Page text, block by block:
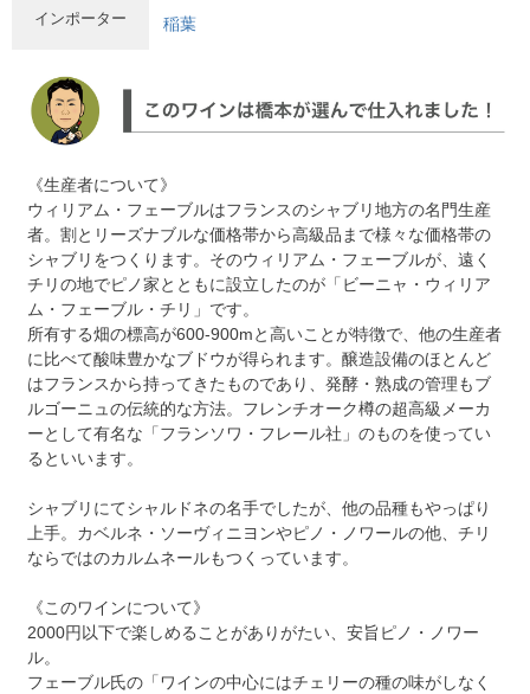
インポーター 稲葉
《生産者について》
ウィリアム・フェーブルはフランスのシャブリ地方の名門生産
者。割とリーズナブルな価格帯から高級品まで様々な価格帯の
シャブリをつくります。そのウィリアム・フェーブルが、遠く
チリの地でピノ家とともに設立したのが「ビーニャ・ウィリア
ム・フェーブル・チリ」です。
所有する畑の標高が600-900mと高いことが特徴で、他の生産者
に比べて酸味豊かなブドウが得られます。醸造設備のほとんど
はフランスから持ってきたものであり、発酵・熟成の管理もブ
ルゴーニュの伝統的な方法。フレンチオーク樽の超高級メーカ
ーとして有名な「フランソワ・フレール社」のものを使ってい
るといいます。
シャブリにてシャルドネの名手でしたが、他の品種もやっぱり
上手。カベルネ・ソーヴィニヨンやピノ・ノワールの他、チリ
ならではのカルムネールもつくっています。
《このワインについて》
2000円以下で楽しめることがありがたい、安旨ピノ・ノワー
ル。
フェーブル氏の「ワインの中心にはチェリーの種の味がしなく